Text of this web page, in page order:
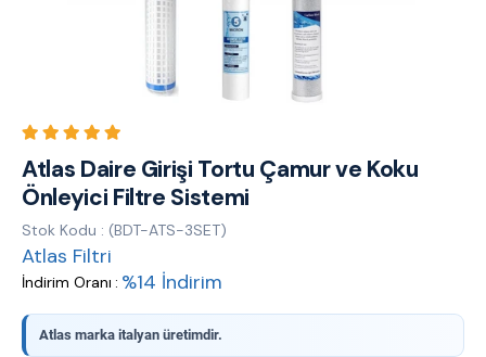
Atlas Daire Girişi Tortu Çamur ve Koku
Önleyici Filtre Sistemi
Stok Kodu (BDT-ATS-3SET)
Atlas Filtri
İndirim Oranı : %14 İndirim
Atlas marka italyan üretimdir.